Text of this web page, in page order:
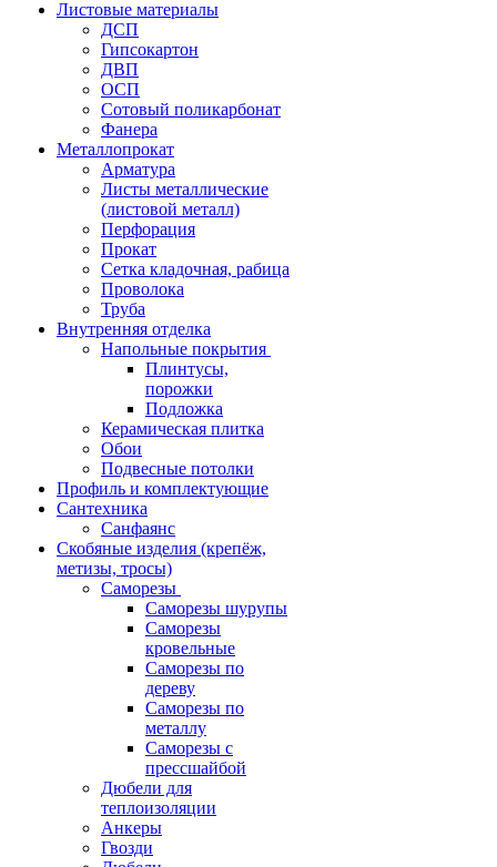
Листовые материалы
ДСП
Гипсокартон
ДВП
ОСП
Сотовый поликарбонат
Фанера
Металлопрокат
Арматура
Листы металлические
(листовой металл)
Перфорация
Прокат
Сетка кладочная, рабица
Проволока
Труба
Внутренняя отделка
Напольные покрытия
Плинтусы,
порожки
Подложка
Керамическая плитка
Обои
Подвесные потолки
Профиль и комплектующие
Сантехника
Санфаянс
Скобяные изделия (крепёж,
метизы, тросы)
Саморезы
Саморезы шурупы
Саморезы
кровельные
Саморезы по
дереву
Саморезы по
металлу
Саморезы с
прессшайбой
Дюбели для
теплоизоляции
Анкеры
Гвозди